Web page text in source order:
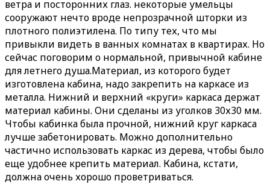
ветра и посторонних глаз. некоторые умельцы
сооружают нечто вроде непрозрачной шторки из
плотного полиэтилена. По типу тех, что мы
привыкли видеть в ванных комнатах в квартирах. Но
сейчас поговорим о нормальной, привычной кабине
для летнего душа.Материал, из которого будет
изготовлена кабина, надо закрепить на каркасе из
металла. Нижний и верхний «круги» каркаса держат
материал кабины. Они сделаны из уголков 30х30 мм.
Чтобы кабинка была прочной, нижний круг каркаса
лучше забетонировать. Можно дополнительно
частично использовать каркас из дерева, чтобы было
еще удобнее крепить материал. Кабина, кстати,
должна очень хорошо проветриваться.